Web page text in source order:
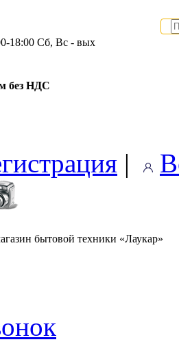
18:00 Сб, Вс - вых
без НДС
|
бытовой техники «Лаукар»